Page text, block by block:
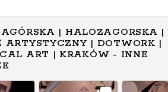
| HALOZAGORSKA |
ARTYSTYCZNY | DOTWORK |
ART | KRAKÓW - INNE